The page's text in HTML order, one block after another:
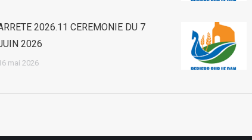
2026.11 CEREMONIE DU 7
2026
mai 2026